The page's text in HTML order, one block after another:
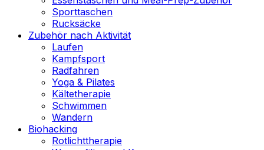
Sporttaschen
Rucksäcke
Zubehör nach Aktivität
Laufen
Kampfsport
Radfahren
Yoga & Pilates
Kältetherapie
Schwimmen
Wandern
Biohacking
Rotlichttherapie